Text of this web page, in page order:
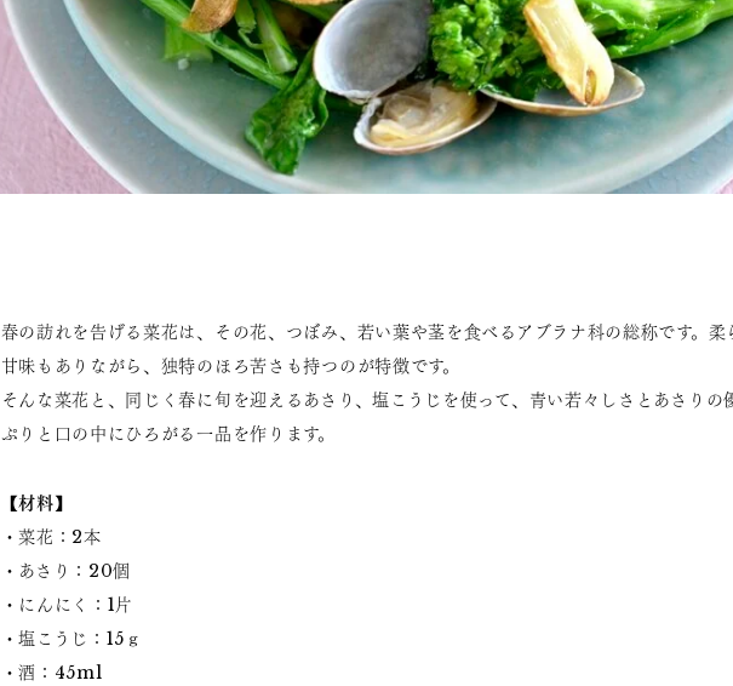
春の訪れを告げる菜花は、その花、つぼみ、若い葉や茎を食べるアブラナ科の総称です。柔
甘味もありながら、独特のほろ苦さも持つのが特徴です。
そんな菜花と、同じく春に旬を迎えるあさり、塩こうじを使って、青い若々しさとあさりの
ぷりと口の中にひろがる一品を作ります。
【材料】
・菜花：2本
・あさり：20個
・にんにく：1片
・塩こうじ：15ｇ
・酒：45ml